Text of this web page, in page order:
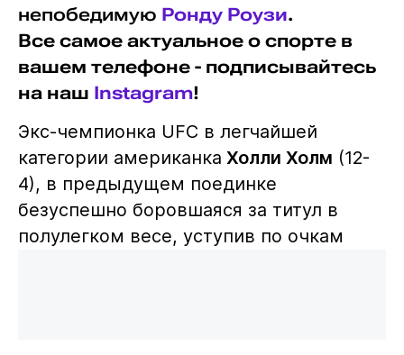
непобедимую Ронду Роузи.
Все самое актуальное о спорте в
вашем телефоне - подписывайтесь
на наш Instagram!
Экс-чемпионка UFC в легчайшей
категории американка Холли Холм (12-
4), в предыдущем поединке
безуспешно боровшаяся за титул в
полулегком весе, уступив по очкам